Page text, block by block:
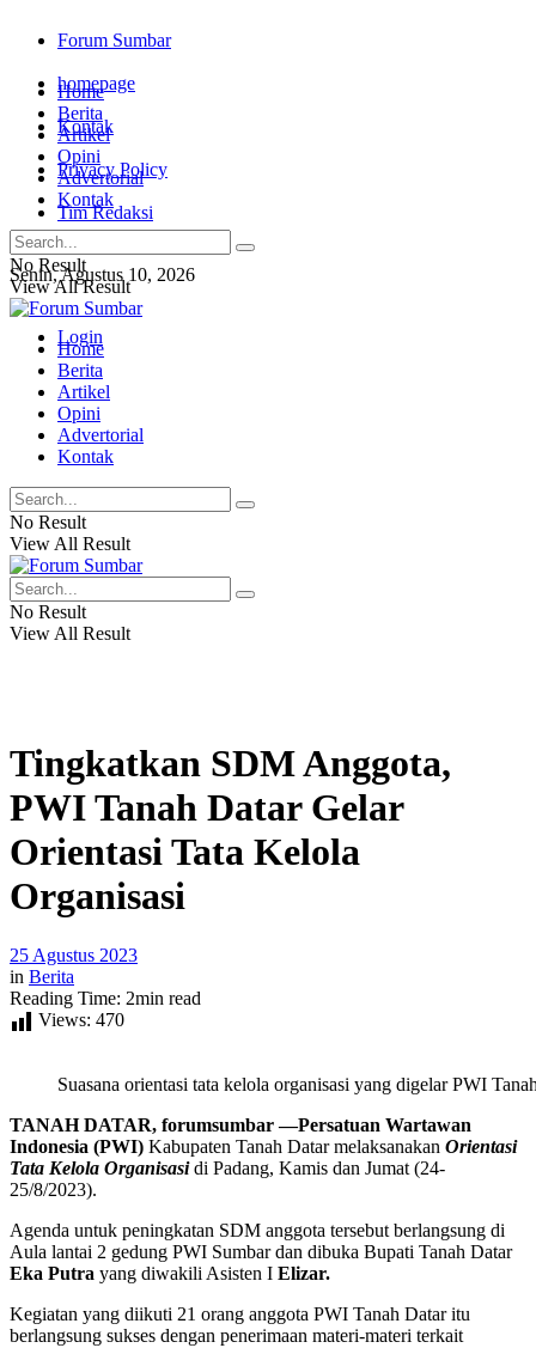
Forum Sumbar
homepage
Kontak
Privacy Policy
Tim Redaksi
Senin, Agustus 10, 2026
Login
Home
Berita
Artikel
Opini
Advertorial
Kontak
No Result
View All Result
Home
Berita
Artikel
Opini
Advertorial
Kontak
No Result
View All Result
No Result
View All Result
Tingkatkan SDM Anggota,
PWI Tanah Datar Gelar
Orientasi Tata Kelola
Organisasi
25 Agustus 2023
in Berita
Reading Time: 2min read
Views: 470
Suasana orientasi tata kelola organisasi yang digelar PWI
TANAH DATAR, forumsumbar —Persatuan Wartawan
Indonesia (PWI) Kabupaten Tanah Datar melaksanakan Orientasi
Tata Kelola Organisasi di Padang, Kamis dan Jumat (24-
25/8/2023).
Agenda untuk peningkatan SDM anggota tersebut berlangsung di
Aula lantai 2 gedung PWI Sumbar dan dibuka Bupati Tanah Datar
Eka Putra yang diwakili Asisten I Elizar.
Kegiatan yang diikuti 21 orang anggota PWI Tanah Datar itu
berlangsung sukses dengan penerimaan materi-materi terkait